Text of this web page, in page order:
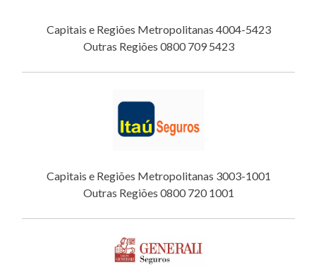
Capitais e Regiões Metropolitanas 4004-5423
Outras Regiões 0800 709 5423
Capitais e Regiões Metropolitanas 3003-1001
Outras Regiões 0800 720 1001